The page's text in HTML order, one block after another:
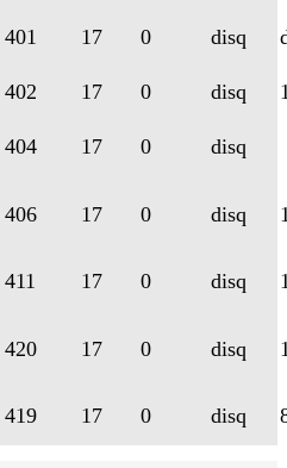
401 17 0 disq
402 17 0 disq
404 17 0 disq
406 17 0 disq
411 17 0 disq
420 17 0 disq
419 17 0 disq